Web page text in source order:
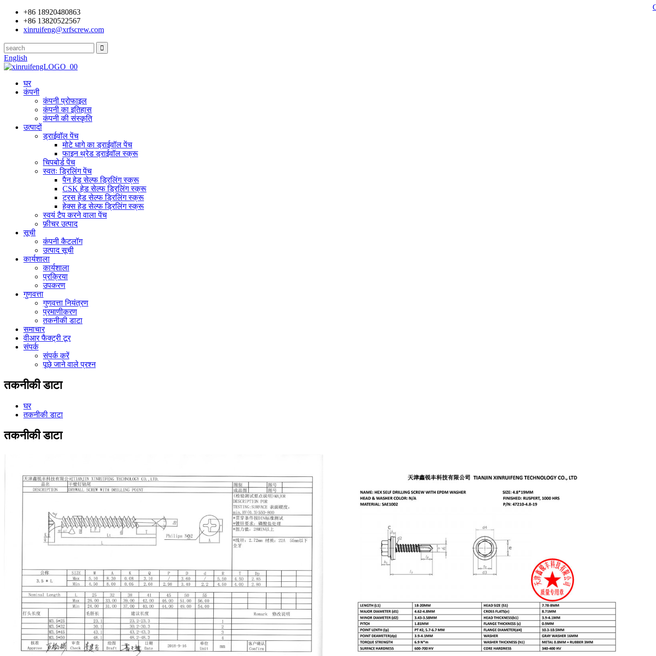
+86 18920480863
+86 13820522567
xinruifeng@xrfscrew.com
English
घर
कंपनी
कंपनी प्रोफाइल
कंपनी का इतिहास
कंपनी की संस्कृति
उत्पादों
ड्राईवॉल पेंच
मोटे धागे का ड्राईवॉल पेंच
फाइन थ्रेड ड्राईवॉल स्क्रू
चिपबोर्ड पेंच
स्वतः ड्रिलिंग पेंच
पैन हेड सेल्फ ड्रिलिंग स्क्रू
CSK हेड सेल्फ ड्रिलिंग स्क्रू
ट्रस हेड सेल्फ ड्रिलिंग स्क्रू
हेक्स हेड सेल्फ ड्रिलिंग स्क्रू
स्वयं टैप करने वाला पेंच
फ़ीचर उत्पाद
सूची
कंपनी कैटलॉग
उत्पाद सूची
कार्यशाला
कार्यशाला
प्रक्रिया
उपकरण
गुणवत्ता
गुणवत्ता नियंत्रण
प्रमाणीकरण
तकनीकी डाटा
समाचार
वीआर फैक्ट्री टूर
संपर्क
संपर्क करें
पूछे जाने वाले प्रश्न
तकनीकी डाटा
घर
तकनीकी डाटा
तकनीकी डाटा